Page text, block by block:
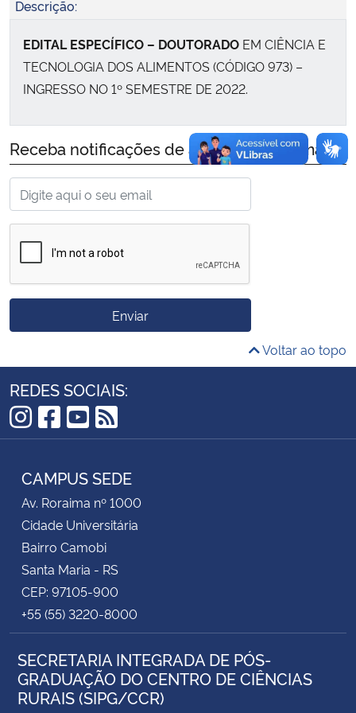
Advocacia-Geral da União
Banco Central do Brasil
Planalto
Descrição:
EDITAL ESPECÍFICO – DOUTORADO EM CIÊNCIA E
TECNOLOGIA DOS ALIMENTOS (CÓDIGO 973) –
INGRESSO NO 1º SEMESTRE DE 2022.
Receba notificações de alteração por email:
Enviar
Voltar ao topo
REDES SOCIAIS:
Instagram
Facebook
YouTube
RSS
CAMPUS SEDE
Av. Roraima nº 1000
Cidade Universitária
Bairro Camobi
Santa Maria - RS
CEP: 97105-900
+55 (55) 3220-8000
SECRETARIA INTEGRADA DE PÓS-
GRADUAÇÃO DO CENTRO DE CIÊNCIAS
RURAIS (SIPG/CCR)